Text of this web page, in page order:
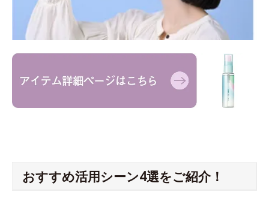
おすすめ活用シーン4選をご紹介！